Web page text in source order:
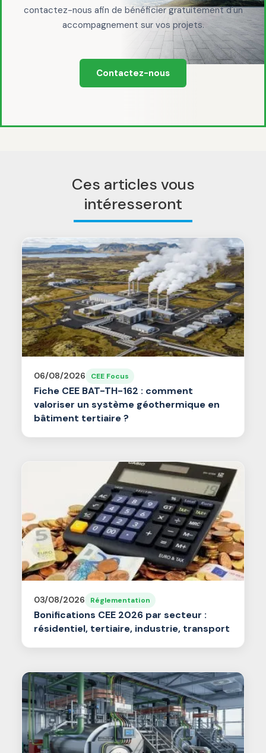
contactez-nous afin de bénéficier gratuitement d'un
accompagnement sur vos projets.
Contactez-nous
Ces articles vous
intéresseront
06/08/2026 CEE Focus
Fiche CEE BAT-TH-162 : comment
valoriser un système géothermique en
bâtiment tertiaire ?
03/08/2026 Réglementation
Bonifications CEE 2026 par secteur :
résidentiel, tertiaire, industrie, transport